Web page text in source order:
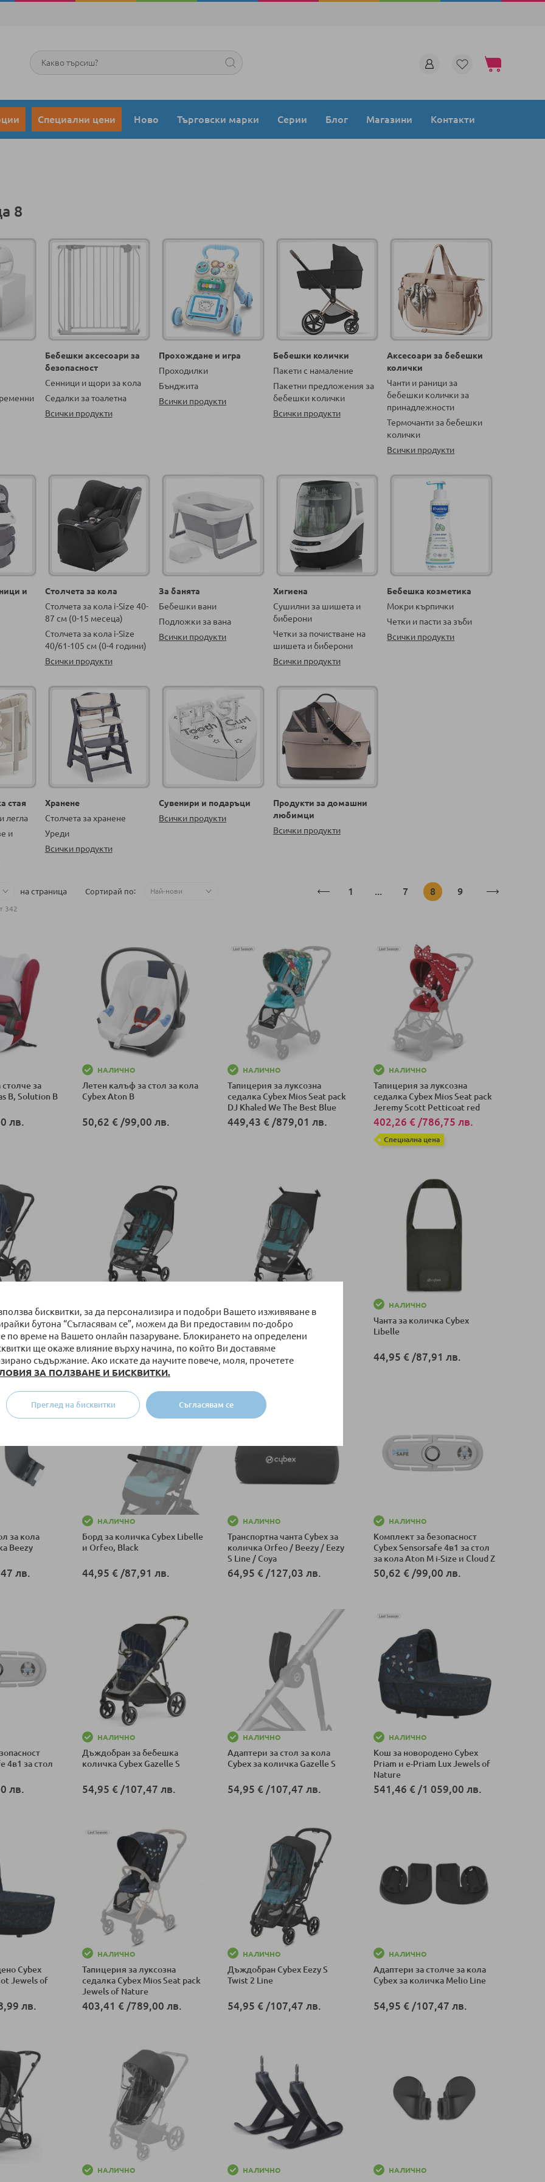
бисквитки, за да персонализира и подобри Вашето изживяване в
бутона “Съгласявам се”, можем да Ви предоставим по-добро
по време на Вашето онлайн пазаруване. Блокирането на определени
ще окаже влияние върху начина, по който Ви доставяме
съдържание. Ако искате да научите повече, моля, прочетете
ЗА ПОЛЗВАНЕ И БИСКВИТКИ.
Съгласявам се
Преглед на бисквитки
Моята количка
Търсене
Специални цени Ново Търговски марки Серии Блог Магазини Контакти
8
Бебешки аксесоари за
безопасност
Сенници и щори за кола
Седалки за тоалетна
Всички продукти
Прохождане и игра
Проходилки
Бънджита
Всички продукти
Бебешки колички
Пакети с намаление
Пакетни предложения за
бебешки колички
Всички продукти
Аксесоари за бебешки
колички
Чанти и раници за
бебешки колички за
принадлежности
Термочанти за бебешки
колички
Всички продукти
и
Столчета за кола
Столчета за кола i-Size 40-
87 см (0-15 месеца)
Столчета за кола i-Size
40/61-105 см (0-4 години)
Всички продукти
За банята
Бебешки вани
Подложки за вана
Всички продукти
Хигиена
Сушилни за шишета и
биберони
Четки за почистване на
шишета и биберони
Всички продукти
Бебешка козметика
Мокри кърпички
Четки и пасти за зъби
Всички продукти
стая
легла
и
Хранене
Столчета за хранене
Уреди
Всички продукти
Сувенири и подаръци
Всички продукти
Продукти за домашни
любимци
Всички продукти
СтраницаСтраница
1 ... Страница
7 В момента четете
8 Страница
9
на страница Сортирай по
342
за
B, Solution B
лв.
НАЛИЧНО
Летен калъф за стол за кола
Cybex Aton B
50,62 € /99,00 лв.
НАЛИЧНО
Тапицерия за луксозна
седалка Cybex Mios Seat pack
DJ Khaled We The Best Blue
449,43 € /879,01 лв.
НАЛИЧНО
Тапицерия за луксозна
седалка Cybex Mios Seat pack
Jeremy Scott Petticoat red
dark
402,26 €/786,75 лв.
Специална цена
за Talos S
лв.
Дъждобран за бебешка
количка Cybex Beezy
54,95 €/107,47 лв.
Добави в количка
Дъждобран за бебешка
количка Cybex Libelle
54,95 €/107,47 лв.
НАЛИЧНО
Чанта за количка Cybex
Libelle
44,95 € /87,91 лв.
за кола
Beezy
лв.
НАЛИЧНО
Борд за количка Cybex Libelle
и Orfeo, Black
44,95 € /87,91 лв.
НАЛИЧНО
Транспортна чанта Cybex за
количка Orfeo / Beezy / Eezy
S Line / Coya
64,95 € /127,03 лв.
НАЛИЧНО
Комплект за безопасност
Cybex Sensorsafe 4в1 за стол
за кола Aton M i-Size и Cloud Z
i-Size
50,62 €/99,00 лв.
4в1 за стол
лв.
НАЛИЧНО
Дъждобран за бебешка
количка Cybex Gazelle S
54,95 € /107,47 лв.
НАЛИЧНО
Адаптери за стол за кола
Cybex за количка Gazelle S
54,95 € /107,47 лв.
НАЛИЧНО
Кош за новородено Cybex
Priam и e-Priam Lux Jewels of
Nature
541,46 €/1 059,00 лв.
Cybex
Jewels of
лв.
НАЛИЧНО
Тапицерия за луксозна
седалка Cybex Mios Seat pack
Jewels of Nature
403,41 € /789,00 лв.
НАЛИЧНО
Дъждобран Cybex Eezy S
Twist 2 Line
54,95 € /107,47 лв.
НАЛИЧНО
Адаптери за столче за кола
Cybex за количка Melio Line
54,95 €/107,47 лв.
НАЛИЧНО НАЛИЧНО НАЛИЧНО